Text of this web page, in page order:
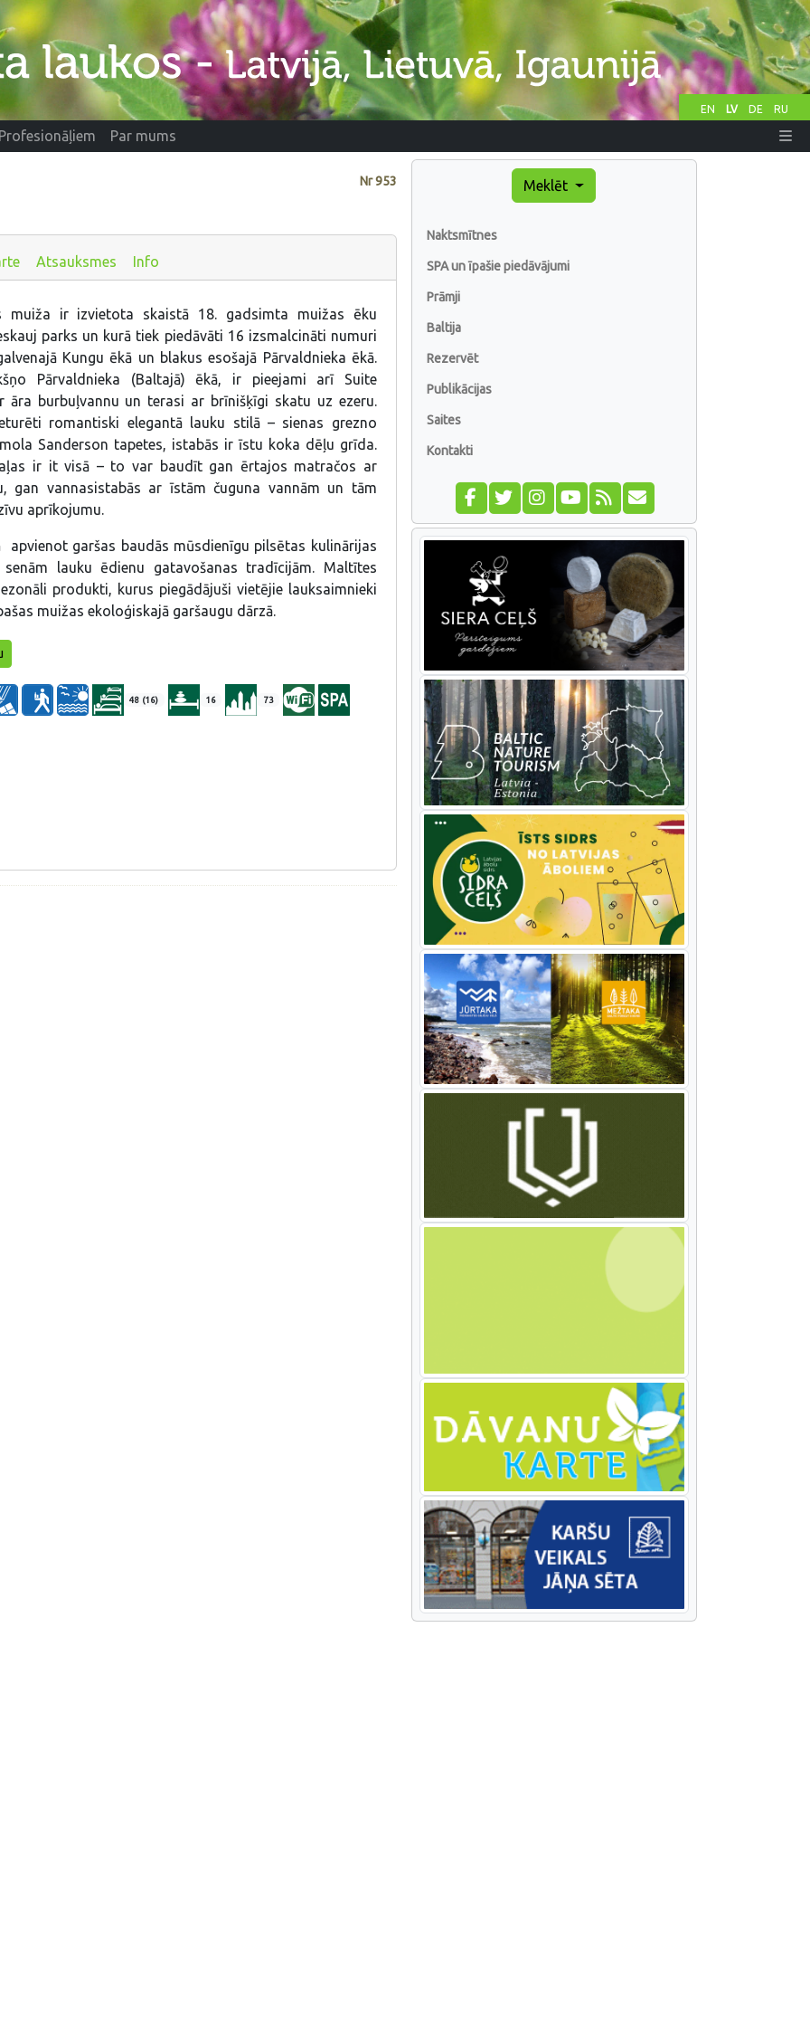
EN LV DE RU
Profesionāļiem Par mums
Nr953
Atsauksmes Info
muiža ir izvietota skaistā 18. gadsimta muižas ēku
parks un kurā tiek piedāvāti 16 izsmalcināti numuri
Kungu ēkā un blakus esošajā Pārvaldnieka ēkā.
Pārvaldnieka (Baltajā) ēkā, ir pieejami arī Suite
āra burbuļvannu un terasi ar brīnišķīgi skatu uz ezeru.
romantiski elegantā lauku stilā – sienas grezno
Sanderson tapetes, istabās ir īstu koka dēļu grīda.
ir it visā – to var baudīt gan ērtajos matračos ar
gan vannasistabās ar īstām čuguna vannām un tām
aprīkojumu.
apvienot garšas baudās mūsdienīgu pilsētas kulinārijas
lauku ēdienu gatavošanas tradīcijām. Maltītes
produkti, kurus piegādājuši vietējie lauksaimnieki
muižas ekoloģiskajā garšaugu dārzā.
48 (16) 16 73
Meklēt
Naktsmītnes
SPA un īpašie piedāvājumi
Prāmji
Baltija
Rezervēt
Publikācijas
Saites
Kontakti